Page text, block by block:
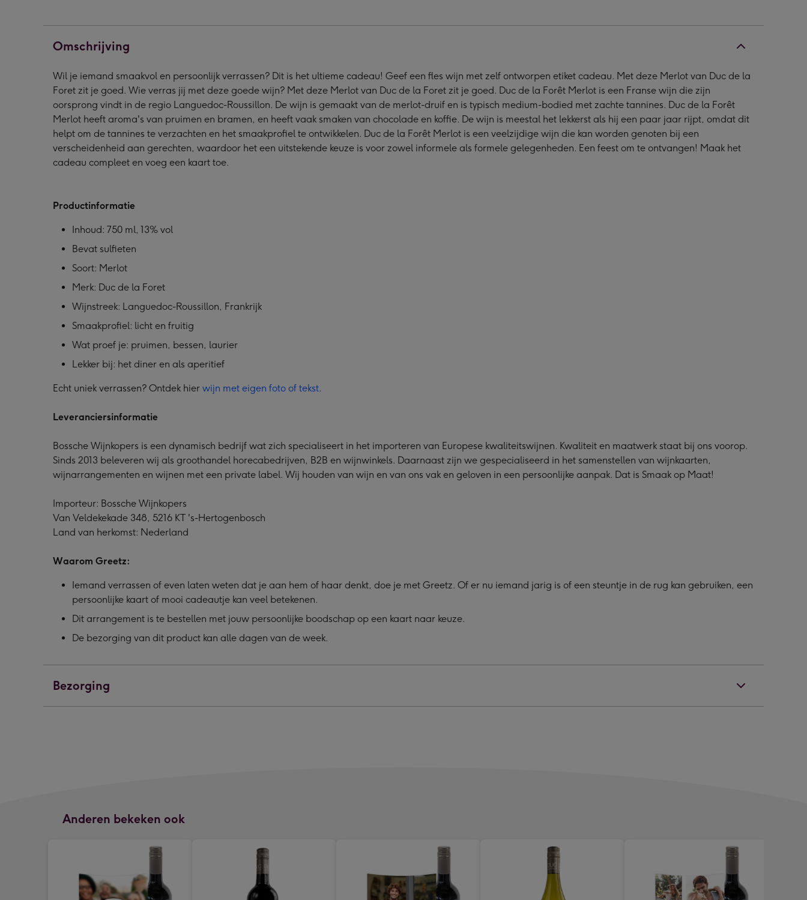
|
collage
|
750
ml
afbeelding
1
collage
750
ml
afbeelding
2
collage
|
750
ml
afbeelding
3
collage
|
750
ml
afbeelding
4
Omschrijving
Wil je iemand smaakvol en persoonlijk verrassen? Dit is het ultieme cadeau! Geef een fles wijn met zelf ontworpen etiket cadeau. Met deze Merlot van Duc de la
Foret zit je goed. Wie verras jij met deze goede wijn? Met deze Merlot van Duc de la Foret zit je goed. Duc de la Forêt Merlot is een Franse wijn die zijn
oorsprong vindt in de regio Languedoc-Roussillon. De wijn is gemaakt van de merlot-druif en is typisch medium-bodied met zachte tannines. Duc de la Forêt
Merlot heeft aroma's van pruimen en bramen, en heeft vaak smaken van chocolade en koffie. De wijn is meestal het lekkerst als hij een paar jaar rijpt, omdat dit
helpt om de tannines te verzachten en het smaakprofiel te ontwikkelen. Duc de la Forêt Merlot is een veelzijdige wijn die kan worden genoten bij een
verscheidenheid aan gerechten, waardoor het een uitstekende keuze is voor zowel informele als formele gelegenheden. Een feest om te ontvangen! Maak het
cadeau compleet en voeg een kaart toe.
Productinformatie
Inhoud: 750 ml, 13% vol
Bevat sulfieten
Soort: Merlot
Merk: Duc de la Foret
Wijnstreek: Languedoc-Roussillon, Frankrijk
Smaakprofiel: licht en fruitig
Wat proef je: pruimen, bessen, laurier
Lekker bij: het diner en als aperitief
Echt uniek verrassen? Ontdek hier wijn met eigen foto of tekst.
Leveranciersinformatie
Bossche Wijnkopers is een dynamisch bedrijf wat zich specialiseert in het importeren van Europese kwaliteitswijnen. Kwaliteit en maatwerk staat bij ons voorop.
Sinds 2013 beleveren wij als groothandel horecabedrijven, B2B en wijnwinkels. Daarnaast zijn we gespecialiseerd in het samenstellen van wijnkaarten,
wijnarrangementen en wijnen met een private label. Wij houden van wijn en van ons vak en geloven in een persoonlijke aanpak. Dat is Smaak op Maat!
Importeur: Bossche Wijnkopers
Van Veldekekade 348, 5216 KT 's-Hertogenbosch
Land van herkomst: Nederland
Waarom Greetz:
Iemand verrassen of even laten weten dat je aan hem of haar denkt, doe je met Greetz. Of er nu iemand jarig is of een steuntje in de rug kan gebruiken, een
persoonlijke kaart of mooi cadeautje kan veel betekenen.
Dit arrangement is te bestellen met jouw persoonlijke boodschap op een kaart naar keuze.
De bezorging van dit product kan alle dagen van de week.
Bezorging
Anderen bekeken ook